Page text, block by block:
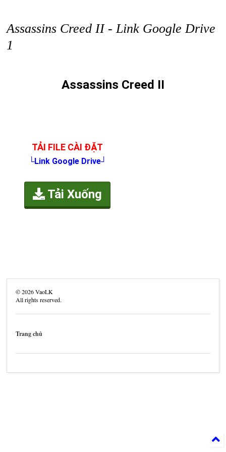
Assassins Creed II - Link Google Drive
1
Assassins Creed II
TẢI FILE CÀI ĐẶT
└Link Google Drive┘
Tải Xuống
©2026VaoLK
All rights reserved.
Trang chủ